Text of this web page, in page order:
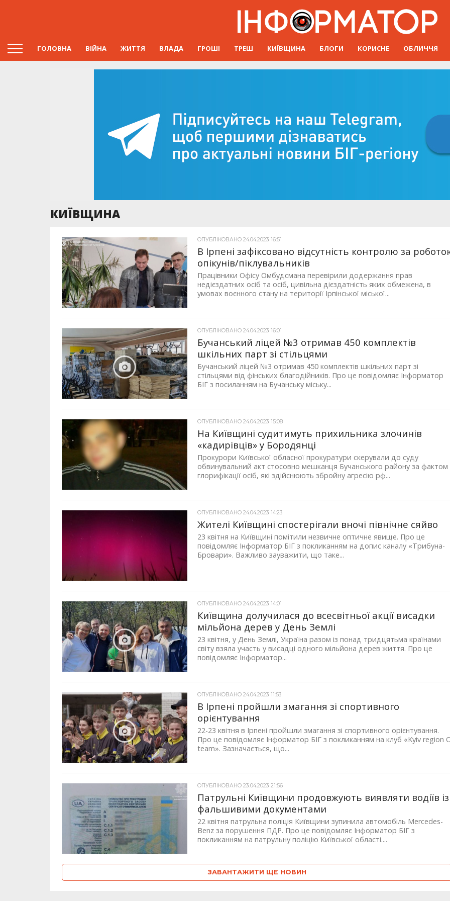
ГОЛОВНА ВІЙНА ЖИТТЯ ВЛАДА ГРОШІ ТРЕШ КИЇВЩИНА БЛОГИ КОРИСНЕ ОБЛИЧЧЯ
КИЇВЩИНА
ОПУБЛІКОВАНО 24.04.2023 16:51
В Ірпені зафіксовано відсутність контролю за
опікунів/піклувальників
Працівники Офісу Омбудсмана перевірили додержання прав
недієздатних осіб та осіб, цивільна дієздатність яких обмежена, в
умовах воєнного стану на території Ірпінської міської...
ОПУБЛІКОВАНО 24.04.2023 16:01
Бучанський ліцей №3 отримав 450 комплектів
шкільних парт зі стільцями
Бучанський ліцей №3 отримав 450 комплектів шкільних парт зі
стільцями від фінських благодійників. Про це повідомляє Інформатор
БІГ з посиланням на Бучанську міську...
ОПУБЛІКОВАНО 24.04.2023 15:08
На Київщині судитимуть прихильника злочинів
«кадирівців» у Бородянці
Прокурори Київської обласної прокуратури скерували до суду
обвинувальний акт стосовно мешканця Бучанського району за фактом
глорифікації осіб, які здійснюють збройну агресію рф...
ОПУБЛІКОВАНО 24.04.2023 14:23
Жителі Київщині спостерігали вночі північне сяйво
23 квітня на Київщині помітили незвичне оптичне явище. Про це
повідомляє Інформатор БІГ з покликанням на допис каналу «Трибуна-
Бровари». Важливо зауважити, що таке...
ОПУБЛІКОВАНО 24.04.2023 14:01
Київщина долучилася до всесвітньої акції висадки
мільйона дерев у День Землі
23 квітня, у День Землі, Україна разом із понад тридцятьма країнами
світу взяла участь у висадці одного мільйона дерев життя. Про це
повідомляє Інформатор...
ОПУБЛІКОВАНО 24.04.2023 11:53
В Ірпені пройшли змагання зі спортивного
орієнтування
22-23 квітня в Ірпені пройшли змагання зі спортивного орієнтування.
Про це повідомляє Інформатор БІГ з покликанням на клуб «Kyiv region
team». Зазначається, що...
ОПУБЛІКОВАНО 23.04.2023 21:56
Патрульні Київщини продовжують виявляти водіїв із
фальшивими документами
22 квітня патрульна поліція Київщини зупинила автомобіль Mercedes-
Benz за порушення ПДР. Про це повідомляє Інформатор БІГ з
покликанням на патрульну поліцію Київської області....
ЗАВАНТАЖИТИ ЩЕ НОВИН